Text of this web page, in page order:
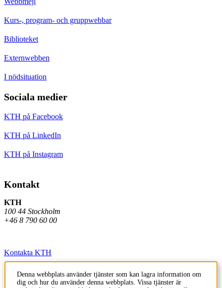
Kurs-, program- och gruppwebbar
Biblioteket
Externwebben
I nödsituation
Sociala medier
KTH på Facebook
KTH på LinkedIn
KTH på Instagram
Kontakt
KTH
100 44 Stockholm
+46 8 790 60 00
Kontakta KTH
Jobba på KTH
Denna webbplats använder tjänster som kan lagra information om
dig och hur du använder denna webbplats. Vissa tjänster är